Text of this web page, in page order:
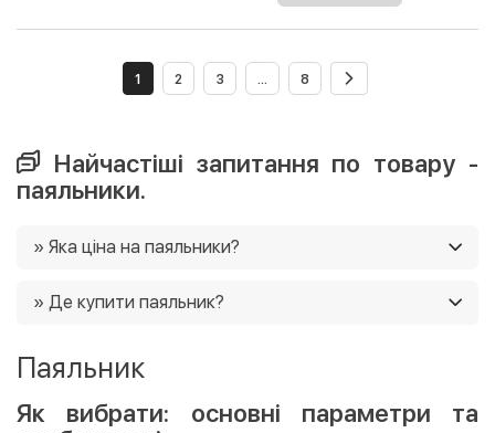
1 2 3 ... 8
Найчастіші запитання по товару -
паяльники.
» Яка ціна на паяльники?
нас постійно діють акції, і часто є можливість
» Де купити паяльник?
магазині, і ми доставимо його в будь-який регіон
Паяльник
Як вибрати: основні параметри та